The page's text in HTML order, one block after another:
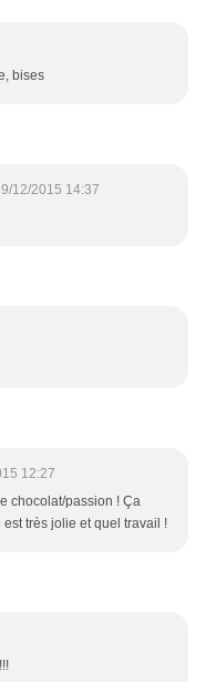
bises
12/2015 14:37
12:27
chocolat/passion ! Ça
très jolie et quel travail !